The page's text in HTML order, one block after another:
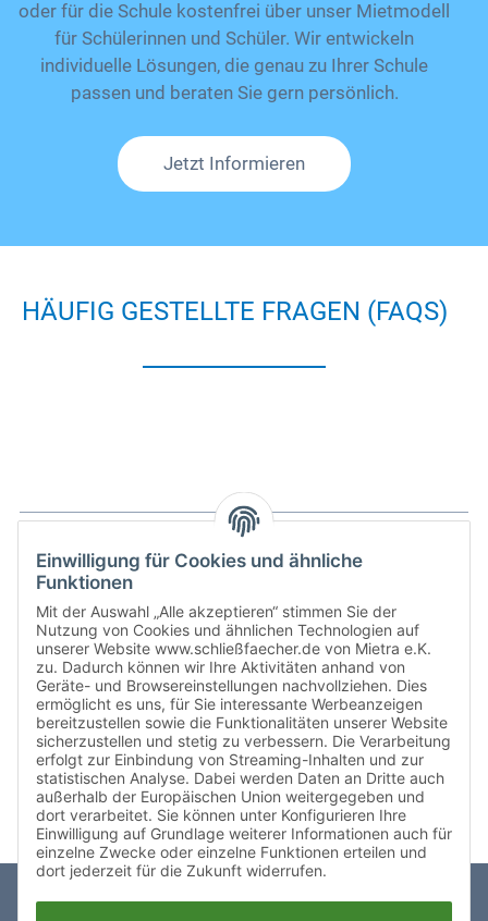
oder für die Schule kostenfrei über unser Mietmodell
für Schülerinnen und Schüler. Wir entwickeln
individuelle Lösungen, die genau zu Ihrer Schule
passen und beraten Sie gern persönlich.
Jetzt Informieren
HÄUFIG GESTELLTE FRAGEN (FAQS)
Sind Handys in Schulen verboten?
Ein generelles, landesweites Handyverbot an
allen Schulformen existiert aktuell nur in wenigen
Bundesländern. Hier ist die private Nutzung von
Smartphones auf dem Schulgelände
grundsätzlich untersagt, mit Ausnahmen für
Unterrichtszwecke oder Notfälle. In weiteren
Bundesländern gibt es teilweise Verbote,
insbesondere in Grundschulen oder in der
Sekundarstufe 1. Außerdem gibt es auch
Bundesländer, in denen die konkrete
Ausgestaltung eines Handyverbots über
individuelle Schulordnungen erfolgt.
Wie läuft die Einführung von Handyschränken
in unserer Schule ab?
Wir begleiten Sie von Anfang an. Gemeinsam
klären wir den Bedarf, wählen die passende
Lösung aus und planen die Umsetzung. Lieferung
und Aufbau erfolgen zuverlässig und abgestimmt
auf Ihren Schulalltag.
Welche Handyschränke gibt es?
Je nach Region und Anbieter werden
unterschiedliche Begriffe verwendet, wie zum
Beispiel Handytresor, Handygarage oder
Handybox. Trotz der verschiedenen
Bezeichnungen verfolgen alle Lösungen das
gleiche Ziel: Sie unterstützen Schulen dabei, klare
Regeln im Umgang mit Smartphones
umzusetzen und schaffen die Grundlage für ein
Können Handyschränke gekauft werden?
Neben unserem flexiblen Mietmodell können
unsere Handyschränke auch gekauft werden.
Besuchen Sie dazu gerne unserenMietra-Shop
oder lassen sich persönlich beraten.
Ist eine Erweiterung später möglich?
Ja, unsere Systeme sind modular aufgebaut und
können jederzeit erweitert werden.
Einwilligung für Cookies und ähnliche
Funktionen
Mit der Auswahl „Alle akzeptieren“ stimmen Sie der
Nutzung von Cookies und ähnlichen Technologien auf
unserer Website www.schließfaecher.de von Mietra e.K.
zu. Dadurch können wir Ihre Aktivitäten anhand von
Geräte- und Browsereinstellungen nachvollziehen. Dies
ermöglicht es uns, für Sie interessante Werbeanzeigen
bereitzustellen sowie die Funktionalitäten unserer Website
sicherzustellen und stetig zu verbessern. Die Verarbeitung
erfolgt zur Einbindung von Streaming-Inhalten und zur
statistischen Analyse. Dabei werden Daten an Dritte auch
außerhalb der Europäischen Union weitergegeben und
dort verarbeitet. Sie können unter Konfigurieren Ihre
Einwilligung auf Grundlage weiterer Informationen auch für
einzelne Zwecke oder einzelne Funktionen erteilen und
dort jederzeit für die Zukunft widerrufen.